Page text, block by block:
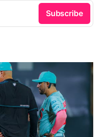
Subscribe